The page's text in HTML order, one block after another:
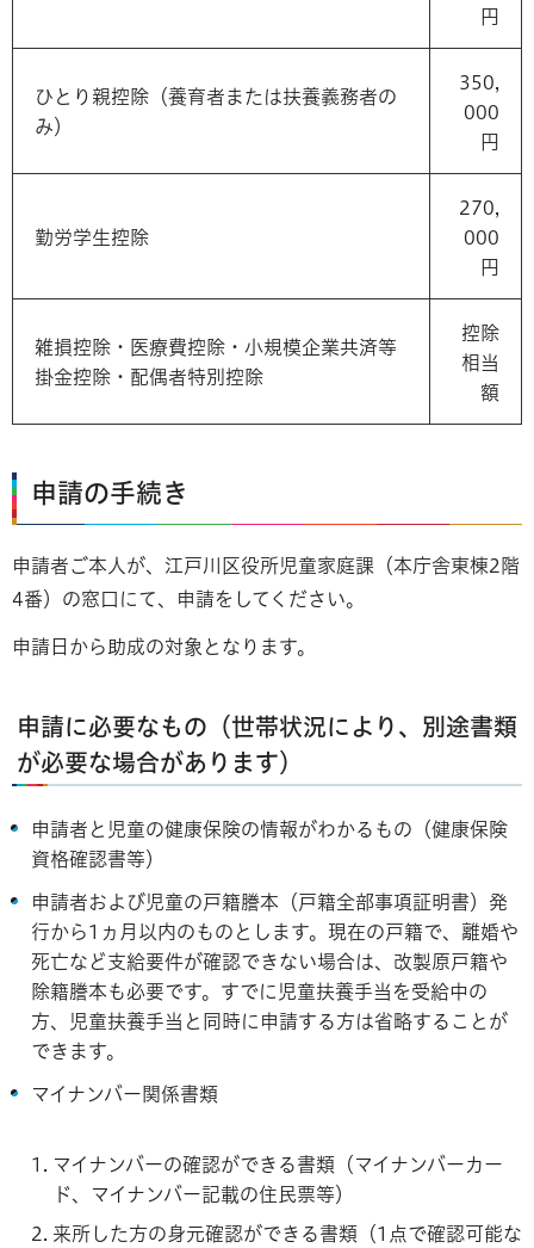
円
ひとり親控除（養育者または扶養義務者の
み）
350,
000
円
勤労学生控除
270,
000
円
雑損控除・医療費控除・小規模企業共済等
掛金控除・配偶者特別控除
控除
相当
額
申請の手続き
申請者ご本人が、江戸川区役所児童家庭課（本庁舎東棟2階
4番）の窓口にて、申請をしてください。
申請日から助成の対象となります。
申請に必要なもの（世帯状況により、別途書類
が必要な場合があります）
申請者と児童の健康保険の情報がわかるもの（健康保険
資格確認書等）
申請者および児童の戸籍謄本（戸籍全部事項証明書）発
行から1ヵ月以内のものとします。現在の戸籍で、離婚や
死亡など支給要件が確認できない場合は、改製原戸籍や
除籍謄本も必要です。すでに児童扶養手当を受給中の
方、児童扶養手当と同時に申請する方は省略することが
できます。
マイナンバー関係書類
マイナンバーの確認ができる書類（マイナンバーカー
ド、マイナンバー記載の住民票等）
来所した方の身元確認ができる書類（1点で確認可能な